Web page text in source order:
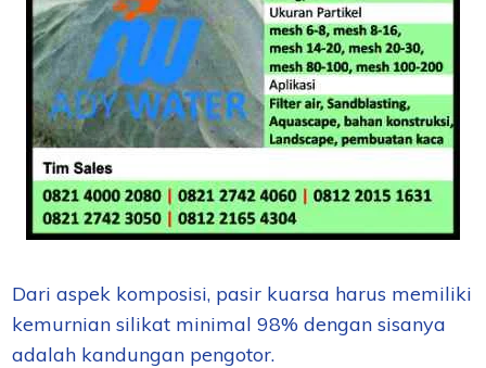
Dari aspek komposisi, pasir kuarsa harus memiliki
kemurnian silikat minimal 98% dengan sisanya
adalah kandungan pengotor.